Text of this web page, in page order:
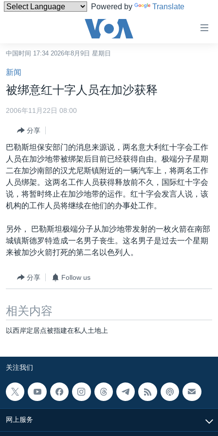
Powered by Translate
碍
链
接
转
容
转
导
到
中国
港澳
国际
最新国际新闻
印太
中东
非洲
美洲
全球议题
分类新闻
经济·金融·贸易
人权·法律·宗教
军事
劳工
环境
美中关系
热点专题
国会报道
美中关系
美国建国250周年
埃博拉疫情
美国之音专访
重要讲话与声明
关注新疆
VOA今日焦点
中文广播
关注我们
中国时间 17:34 2026年8月9日 星期日
新闻
被绑意红十字人员在加沙获释
2006年11月22日 08:00
分享
巴勒斯坦保安部门的消息来源说，两名意大利红十字会工作
人员在加沙地带被绑架后目前已经获得自由。极端分子星期
二在加沙南部的汉尤尼斯镇附近的一辆汽车上，将两名工作
人员绑架。这两名工作人员获得释放前不久，国际红十字会
说，将暂时终止在加沙地带的运作。红十字会发言人说，该
机构的工作人员将继续在他们的办事处工作。
另外， 巴勒斯坦极端分子从加沙地带发射的一枚火箭在南部
城镇斯德罗特造成一名男子丧生。这名男子是过去一个星期
来被加沙火箭打死的第二名以色列人。
分享 Follow us
相关内容
以西岸定居点被指建在私人土地上
关注我们
网上服务